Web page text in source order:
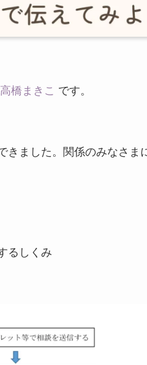
橋まきこ です。
きました。関係のみなさま
るしくみ